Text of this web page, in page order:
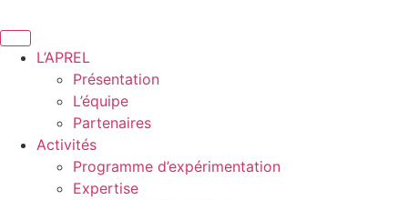
L’APREL
Présentation
L’équipe
Partenaires
Activités
Programme d’expérimentation
Expertise